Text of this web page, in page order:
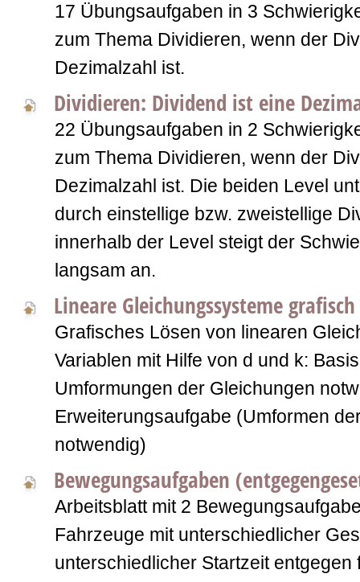
17 Übungsaufgaben in 3
zum Thema Dividieren, wenn der
Dezimalzahl ist.
Dividieren: Dividend ist eine
22 Übungsaufgaben in 2
zum Thema Dividieren, wenn der
Dezimalzahl ist. Die beiden Level
durch einstellige bzw. zweistellige
innerhalb der Level steigt der
langsam an.
Lineare Gleichungssysteme
Grafisches Lösen von linearen
Variablen mit Hilfe von d und k:
Umformungen der Gleichungen
Erweiterungsaufgabe (Umformen
notwendig)
Bewegungsaufgaben
Arbeitsblatt mit 2
Fahrzeuge mit unterschiedlicher
unterschiedlicher Startzeit entgegen